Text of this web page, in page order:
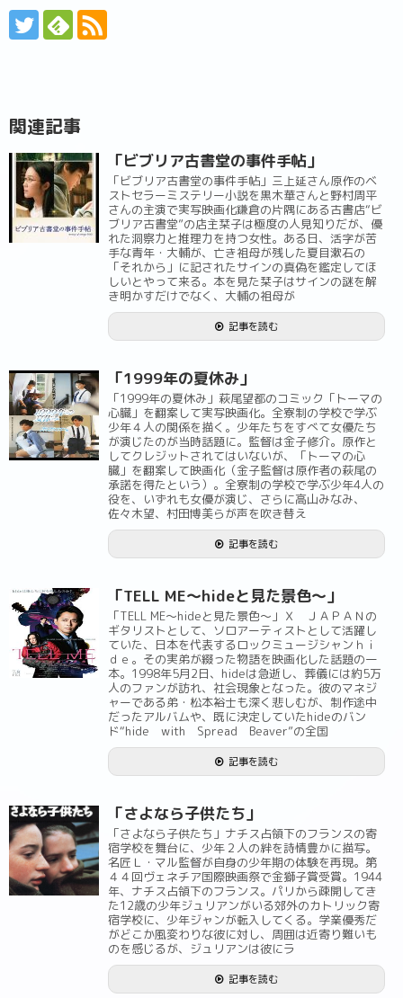
関連記事
「ビブリア古書堂の事件手帖」
「ビブリア古書堂の事件手帖」三上延さん原作のベ
ストセラーミステリー小説を黒木華さんと野村周平
さんの主演で実写映画化鎌倉の片隅にある古書店“ビ
ブリア古書堂”の店主栞子は極度の人見知りだが、優
れた洞察力と推理力を持つ女性。ある日、活字が苦
手な青年・大輔が、亡き祖母が残した夏目漱石の
「それから」に記されたサインの真偽を鑑定してほ
しいとやって来る。本を見た栞子はサインの謎を解
き明かすだけでなく、大輔の祖母が
記事を読む
「1999年の夏休み」
「1999年の夏休み」萩尾望都のコミック「トーマの
心臓」を翻案して実写映画化。全寮制の学校で学ぶ
少年４人の関係を描く。少年たちをすべて女優たち
が演じたのが当時話題に。監督は金子修介。原作と
してクレジットされてはいないが、「トーマの心
臓」を翻案して映画化（金子監督は原作者の萩尾の
承諾を得たという）。全寮制の学校で学ぶ少年4人の
役を、いずれも女優が演じ、さらに高山みなみ、
佐々木望、村田博美らが声を吹き替え
記事を読む
「TELL ME～hideと見た景色～」
「TELL ME～hideと見た景色～」Ｘ ＪＡＰＡＮの
ギタリストとして、ソロアーティストとして活躍し
ていた、日本を代表するロックミュージシャンｈｉ
ｄｅ。その実弟が綴った物語を映画化した話題の一
本。1998年5月2日、hideは急逝し、葬儀には約5万
人のファンが訪れ、社会現象となった。彼のマネジ
ャーである弟・松本裕士も深く悲しむが、制作途中
だったアルバムや、既に決定していたhideのバン
ド“hide with Spread Beaver”の全国
記事を読む
「さよなら子供たち」
「さよなら子供たち」ナチス占領下のフランスの寄
宿学校を舞台に、少年２人の絆を詩情豊かに描写。
名匠Ｌ・マル監督が自身の少年期の体験を再現。第
４４回ヴェネチア国際映画祭で金獅子賞受賞。1944
年、ナチス占領下のフランス。パリから疎開してき
た12歳の少年ジュリアンがいる郊外のカトリック寄
宿学校に、少年ジャンが転入してくる。学業優秀だ
がどこか風変わりな彼に対し、周囲は近寄り難いも
のを感じるが、ジュリアンは彼にラ
記事を読む